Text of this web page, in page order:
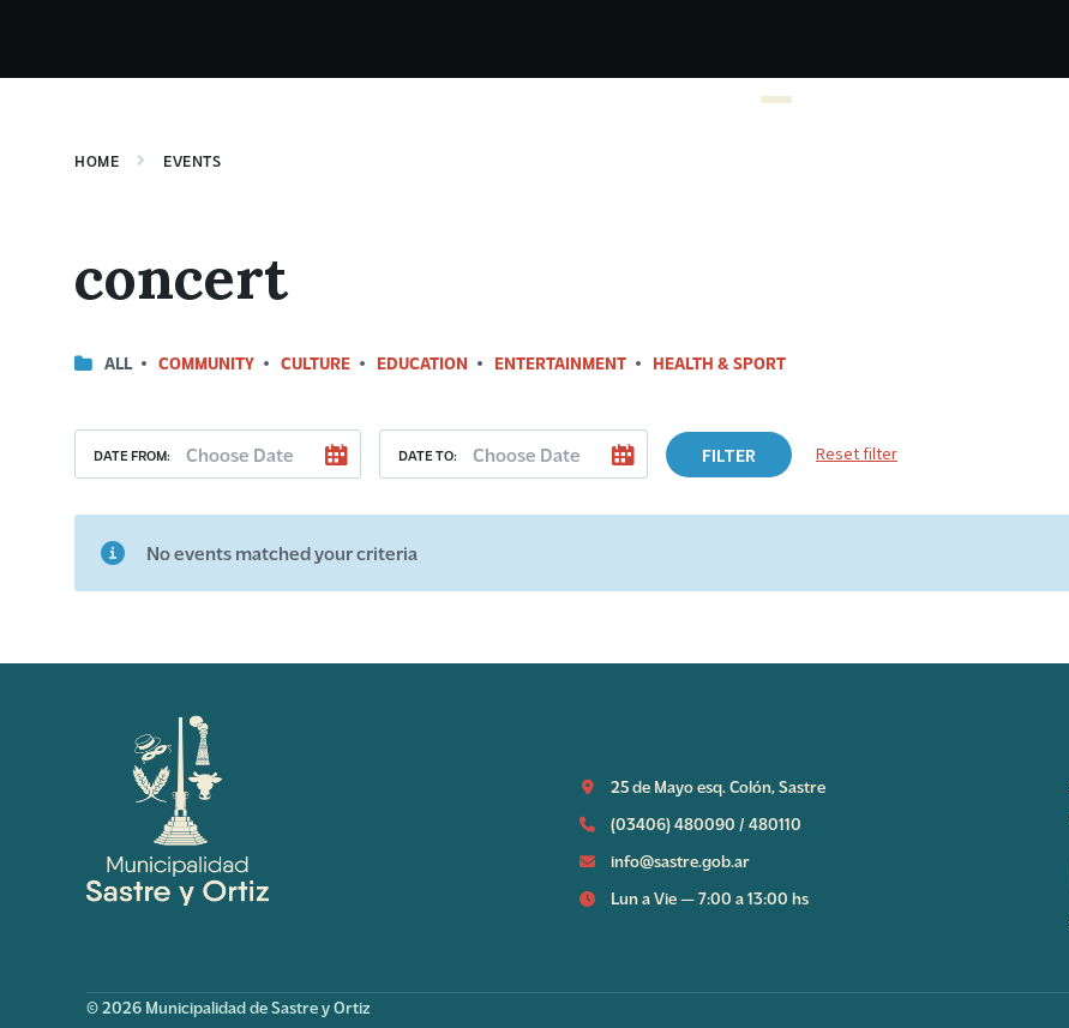
HOME EVENTS
concert
ALL COMMUNITY CULTURE EDUCATION ENTERTAINMENT HEALTH & SPORT
DATE FROM: DATE TO: FILTER Reset filter
No events matched your criteria
25 de Mayo esq. Colón, Sastre
(03406) 480090 / 480110
info@sastre.gob.ar
Lun a Vie — 7:00 a 13:00 hs
© 2026 Municipalidad de Sastre y Ortiz